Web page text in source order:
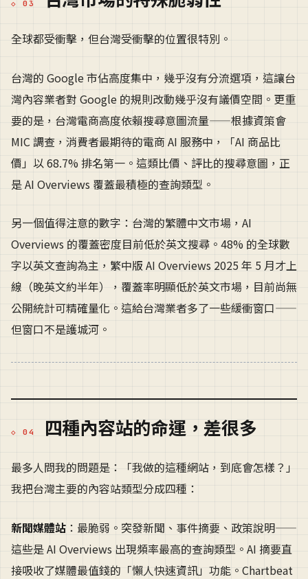
全球都受衝擊，但台灣受衝擊的位置很特別。
台灣的 Google 市佔高度集中，幾乎沒有分流選項，這讓台
灣內容業者對 Google 的規則改動幾乎沒有議價空間。更重
要的是，台灣電商高度依賴搜尋意圖流量——根據資策會
MIC 調查，消費者最期待的電商 AI 服務中，「AI 商品比
價」以 68.7% 排名第一。這類比價、評比的搜尋意圖，正
是 AI Overviews 覆蓋最積極的查詢類型。
另一個值得注意的數字：台灣的繁體中文市場，AI
Overviews 的覆蓋密度目前低於英文搜尋。48% 的全球數
字以英文查詢為主，繁中版 AI Overviews 2025 年 5 月才上
線（晚英文約半年），覆蓋率明顯低於英文市場，目前尚無
公開統計可精確量化。這給台灣業者多了一些緩衝窗口——
但窗口不是護城河。
四種內容站的命運，差很多
最多人問我的問題是：「我做的這種網站，到底會怎樣？」
我把台灣主要的內容站類型分成四種：
新聞媒體站 ：最脆弱。突發新聞、事件摘要、政策說明——
這些是 AI Overviews 出現頻率最高的查詢類型。AI 摘要直
接吸收了媒體最值錢的「懶人快速資訊」功能。Chartbeat